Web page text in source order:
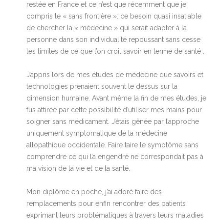
restée en France et ce n’est que récemment que je
compris le « sans frontière »: ce besoin quasi insatiable
de chercher la « médecine » qui serait adapter à la
personne dans son individualité repoussant sans cesse
les limites de ce que l’on croit savoir en terme de santé .
J’appris lors de mes études de médecine que savoirs et
technologies prenaient souvent le dessus sur la
dimension humaine. Avant même la fin de mes études, je
fus attirée par cette possibilité d’utiliser mes mains pour
soigner sans médicament. J’étais gênée par l’approche
uniquement symptomatique de la médecine
allopathique occidentale. Faire taire le symptôme sans
comprendre ce qui l’a engendré ne correspondait pas à
ma vision de la vie et de la santé.
Mon diplôme en poche, j’ai adoré faire des
remplacements pour enfin rencontrer des patients
exprimant leurs problématiques à travers leurs maladies